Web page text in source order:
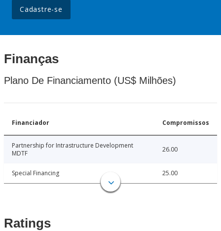
Cadastre-se
Finanças
Plano De Financiamento (US$ Milhões)
Financiador Compromissos
Partnership for Intrastructure Development
MDTF
26.00
Special Financing 25.00
Ratings